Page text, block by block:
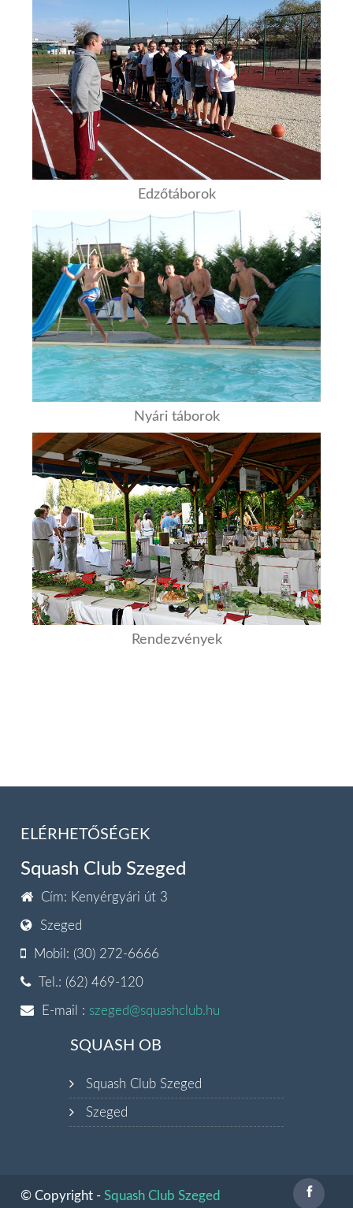
Edzőtáborok
Nyári táborok
Rendezvények
ELÉRHETŐSÉGEK
Squash Club Szeged
Cím: Kenyérgyári út 3
Szeged
Mobil: (30) 272-6666
Tel.: (62) 469-120
E-mail : szeged@squashclub.hu
SQUASH OB
Squash Club Szeged
Szeged
© Copyright -Squash Club Szeged